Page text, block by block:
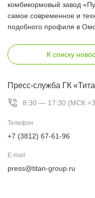
комбикормовый завод
самое современное и
подобного профиля в
К списку
Пресс-служба ГК
8:30 — 17:30 (МСК
Телефон
+7 (3812) 67-61-96
E-mail
press@titan-group.ru